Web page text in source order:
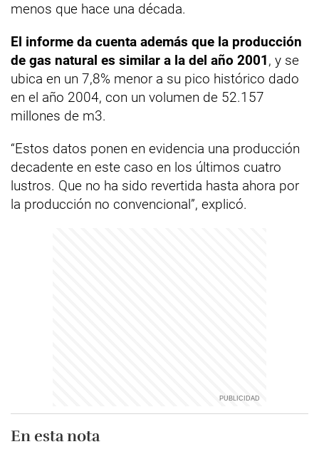
menos que hace una década.
El informe da cuenta además que la producción
de gas natural es similar a la del año 2001, y se
ubica en un 7,8% menor a su pico histórico dado
en el año 2004, con un volumen de 52.157
millones de m3.
“Estos datos ponen en evidencia una producción
decadente en este caso en los últimos cuatro
lustros. Que no ha sido revertida hasta ahora por
la producción no convencional”, explicó.
En esta nota